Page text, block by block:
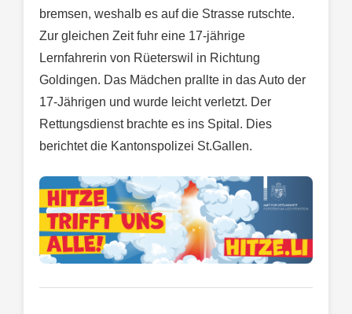
bremsen, weshalb es auf die Strasse rutschte.
Zur gleichen Zeit fuhr eine 17-jährige
Lernfahrerin von Rüeterswil in Richtung
Goldingen. Das Mädchen prallte in das Auto der
17-Jährigen und wurde leicht verletzt. Der
Rettungsdienst brachte es ins Spital. Dies
berichtet die Kantonspolizei St.Gallen.